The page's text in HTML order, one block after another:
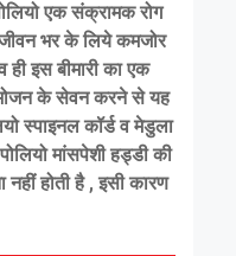
एक संक्रामक रोग
जीवन भर के लिये कमजोर
इस बीमारी का एक
भोजन के सेवन करने से यह
स्पाइनल कॉर्ड व मेडुला
मांसपेशी हड्डी की
नहीं होती है , इसी कारण